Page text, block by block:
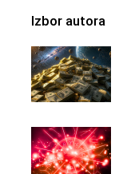
Izbor autora